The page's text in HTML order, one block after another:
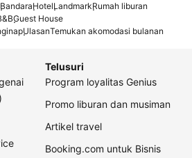
BandaraHotelLandmarkRumah liburan
Guest House
UlasanTemukan akomodasi bulanan
Telusuri
Program loyalitas Genius
Promo liburan dan musiman
Artikel travel
Booking.com untuk Bisnis